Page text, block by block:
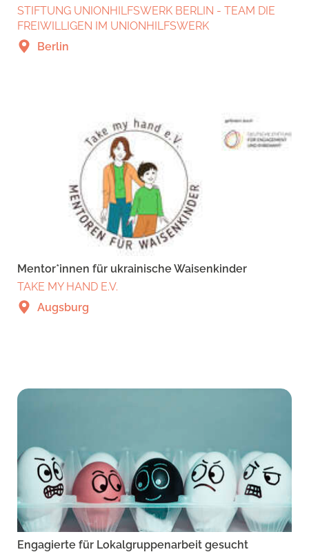
STIFTUNG UNIONHILFSWERK BERLIN - TEAM DIE
FREIWILLIGEN IM UNIONHILFSWERK
Berlin
Mentor*innen für ukrainische Waisenkinder
TAKE MY HAND E.V.
Augsburg
Engagierte für Lokalgruppenarbeit gesucht